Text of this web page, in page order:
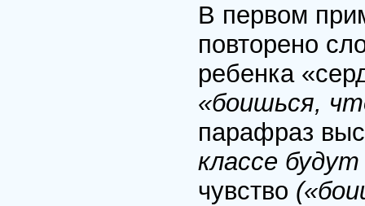
В первом
повторено
ребенка
«боишься,
парафраз
классе
чувство